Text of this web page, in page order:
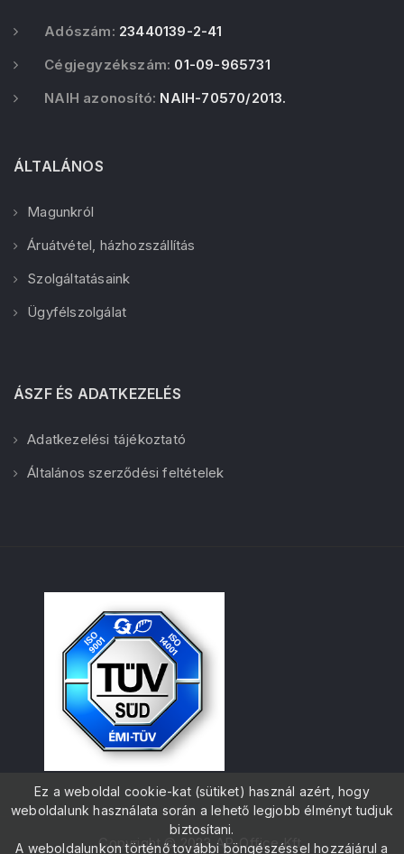
Adószám: 23440139-2-41
Cégjegyzékszám: 01-09-965731
NAIH azonosító: NAIH-70570/2013.
ÁLTALÁNOS
Magunkról
Áruátvétel, házhozszállítás
Szolgáltatásaink
Ügyfélszolgálat
ÁSZF ÉS ADATKEZELÉS
Adatkezelési tájékoztató
Általános szerződési feltételek
Copyright © 2023 AP-Office Kft.
Ez a weboldal cookie-kat (sütiket) használ azért, hogy
weboldalunk használata során a lehető legjobb élményt tudjuk
biztosítani.
A weboldalunkon történő további böngészéssel hozzájárul a